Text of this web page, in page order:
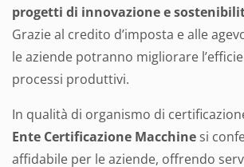
progetti di innovazione e
Grazie al credito d’imposta e alle
le aziende potranno migliorare
processi produttivi.
In qualità di organismo di
Ente Certificazione Macchine si
affidabile per le aziende, offrendo